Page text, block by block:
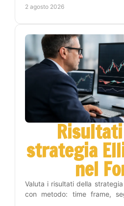
disciplina.
2 agosto 2026
strategia
nel
Valuta i risultati della
con metodo: time frame,